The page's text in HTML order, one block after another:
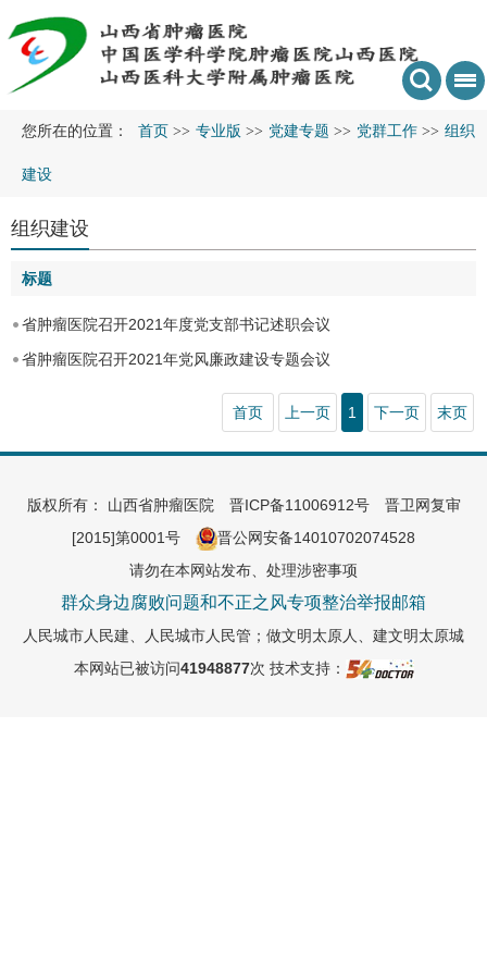
您所在的位置： 首页 >> 专业版 >> 党建专题 >> 党群工作 >> 组织
建设
组织建设
标题
省肿瘤医院召开2021年度党支部书记述职会议
省肿瘤医院召开2021年党风廉政建设专题会议
首页 上一页 1 下一页 末页
版权所有： 山西省肿瘤医院 晋ICP备11006912号晋卫网复审
[2015]第0001号
晋公网安备14010702074528
请勿在本网站发布、处理涉密事项
群众身边腐败问题和不正之风专项整治举报邮箱
人民城市人民建、人民城市人民管；做文明太原人、建文明太原城
本网站已被访问41948877次 技术支持：